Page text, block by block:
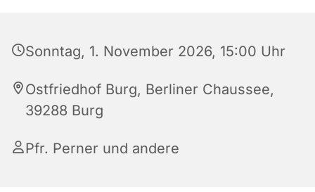
Sonntag, 1. November 2026, 15:00 Uhr
Ostfriedhof Burg, Berliner Chaussee,
39288 Burg
Pfr. Perner und andere